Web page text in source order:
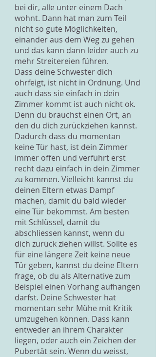
bei dir, alle unter einem Dach
wohnt. Dann hat man zum Teil
nicht so gute Möglichkeiten,
einander aus dem Weg zu gehen
und das kann dann leider auch zu
mehr Streitereien führen.
Dass deine Schwester dich
ohrfeigt, ist nicht in Ordnung. Und
auch dass sie einfach in dein
Zimmer kommt ist auch nicht ok.
Denn du brauchst einen Ort, an
den du dich zurückziehen kannst.
Dadurch dass du momentan
keine Tür hast, ist dein Zimmer
immer offen und verführt erst
recht dazu einfach in dein Zimmer
zu kommen. Vielleicht kannst du
deinen Eltern etwas Dampf
machen, damit du bald wieder
eine Tür bekommst. Am besten
mit Schlüssel, damit du
abschliessen kannst, wenn du
dich zurück ziehen willst. Sollte es
für eine längere Zeit keine neue
Tür geben, kannst du deine Eltern
frage, ob du als Alternative zum
Beispiel einen Vorhang aufhängen
darfst. Deine Schwester hat
momentan sehr Mühe mit Kritik
umzugehen können. Dass kann
entweder an ihrem Charakter
liegen, oder auch ein Zeichen der
Pubertät sein. Wenn du weisst,